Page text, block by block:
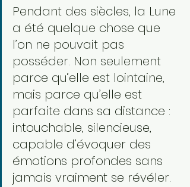
Pendant des siècles, la Lune
a été quelque chose que
l’on ne pouvait pas
posséder. Non seulement
parce qu’elle est lointaine,
mais parce qu’elle est
parfaite dans sa distance :
intouchable, silencieuse,
capable d’évoquer des
émotions profondes sans
jamais vraiment se révéler.